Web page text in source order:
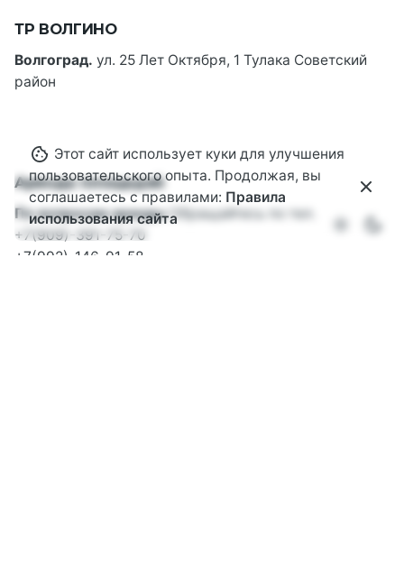
ТР ВОЛГИНО
Волгоград. ул. 25 Лет Октября, 1 Тулака Советский
район
Аренда площадей
По вопросам арендыОбращайтесь по тел.
+7(909)-391-75-70
+7(992)-146-91-58
Этот сайт использует куки для улучшения
пользовательского опыта. Продолжая, вы
соглашаетесь с правилами: Правила
использования сайта
Не забудь подписаться на наши
странички
Узнавай первым о новостях, скидках и акциях
Территории развития ВОЛГИНО!